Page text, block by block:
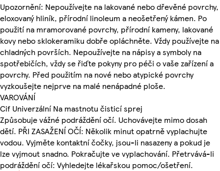
Upozornění: Nepoužívejte na lakované nebo dřevěné povrchy,
eloxovaný hliník, přírodní linoleum a neošetřený kámen. Po
použití na mramorované povrchy, přírodní kameny, lakované
kovy nebo sklokeramiku dobře opláchněte. Vždy používejte na
chladných površích. Nepoužívejte na nápisy a symboly na
spotřebičích, vždy se řiďte pokyny pro péči o vaše zařízení a
povrchy. Před použitím na nové nebo atypické povrchy
vyzkoušejte nejprve na malé nenápadné ploše.
VAROVÁNÍ
Cif Univerzální Na mastnotu čisticí sprej
Způsobuje vážné podráždění očí. Uchovávejte mimo dosah
dětí. PŘI ZASAŽENÍ OČÍ: Několik minut opatrně vyplachujte
vodou. Vyjměte kontaktní čočky, jsou-li nasazeny a pokud je
lze vyjmout snadno. Pokračujte ve vyplachování. Přetrvává-li
podráždění očí: Vyhledejte lékařskou pomoc/ošetření.